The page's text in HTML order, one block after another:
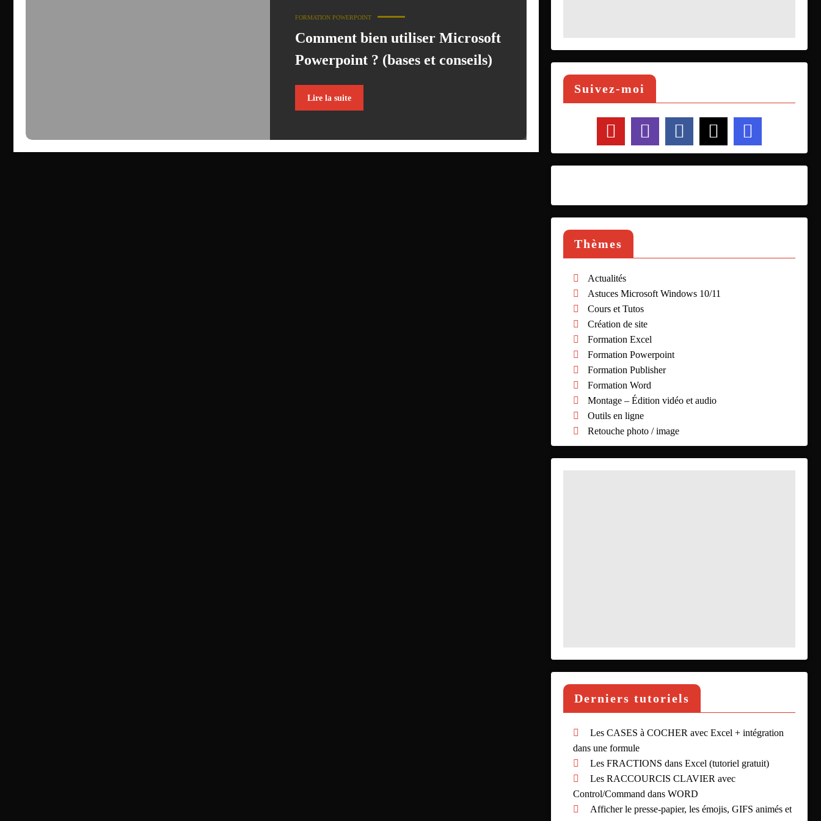
FORMATION POWERPOINT
Comment bien utiliser Microsoft
Powerpoint ? (bases et conseils)
Lire la suite
Suivez-moi
Thèmes
Actualités
Astuces Microsoft Windows 10/11
Cours et Tutos
Création de site
Formation Excel
Formation Powerpoint
Formation Publisher
Formation Word
Montage – Édition vidéo et audio
Outils en ligne
Retouche photo / image
Derniers tutoriels
Les CASES à COCHER avec Excel + intégration
dans une formule
Les FRACTIONS dans Excel (tutoriel gratuit)
Les RACCOURCIS CLAVIER avec
Control/Command dans WORD
Afficher le presse-papier, les émojis, GIFS animés et